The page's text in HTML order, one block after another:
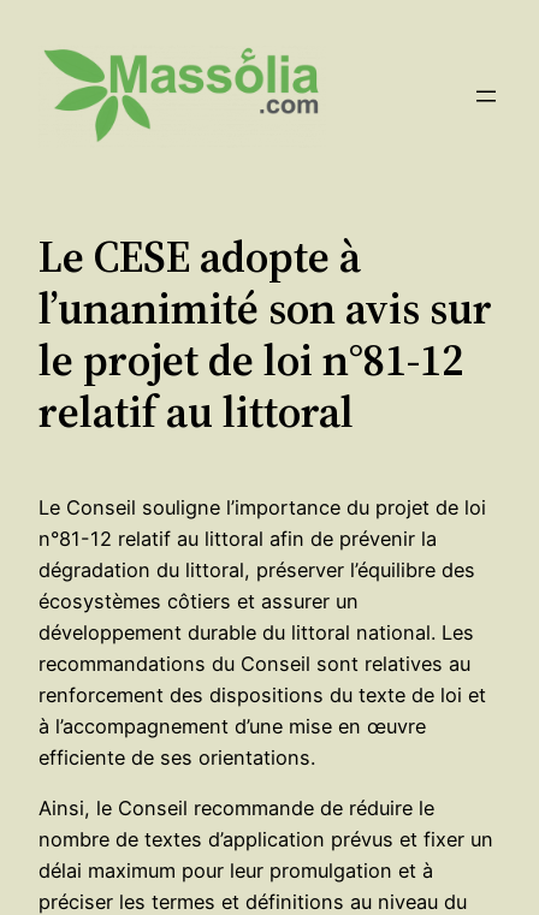
contenu
Le CESE adopte à
l’unanimité son avis sur
le projet de loi n°81-12
relatif au littoral
Le Conseil souligne l’importance du projet de loi
n°81-12 relatif au littoral afin de prévenir la
dégradation du littoral, préserver l’équilibre des
écosystèmes côtiers et assurer un
développement durable du littoral national. Les
recommandations du Conseil sont relatives au
renforcement des dispositions du texte de loi et
à l’accompagnement d’une mise en œuvre
efficiente de ses orientations.
Ainsi, le Conseil recommande de réduire le
nombre de textes d’application prévus et fixer un
délai maximum pour leur promulgation et à
préciser les termes et définitions au niveau du